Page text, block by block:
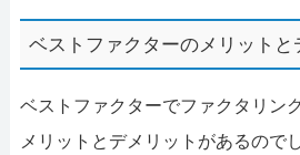
ベストファクターのメリットと
ベストファクターでファクタリン
メリットとデメリットがあるので